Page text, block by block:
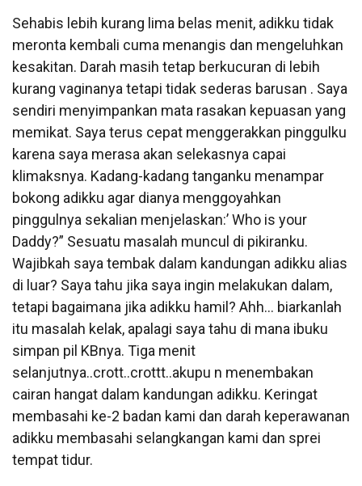
Sehabis lebih kurang lima belas menit, adikku tidak
meronta kembali cuma menangis dan mengeluhkan
kesakitan. Darah masih tetap berkucuran di lebih
kurang vaginanya tetapi tidak sederas barusan . Saya
sendiri menyimpankan mata rasakan kepuasan yang
memikat. Saya terus cepat menggerakkan pinggulku
karena saya merasa akan selekasnya capai
klimaksnya. Kadang-kadang tanganku menampar
bokong adikku agar dianya menggoyahkan
pinggulnya sekalian menjelaskan:’ Who is your
Daddy?” Sesuatu masalah muncul di pikiranku.
Wajibkah saya tembak dalam kandungan adikku alias
di luar? Saya tahu jika saya ingin melakukan dalam,
tetapi bagaimana jika adikku hamil? Ahh… biarkanlah
itu masalah kelak, apalagi saya tahu di mana ibuku
simpan pil KBnya. Tiga menit
selanjutnya..crott..crottt..akupu n menembakan
cairan hangat dalam kandungan adikku. Keringat
membasahi ke-2 badan kami dan darah keperawanan
adikku membasahi selangkangan kami dan sprei
tempat tidur.